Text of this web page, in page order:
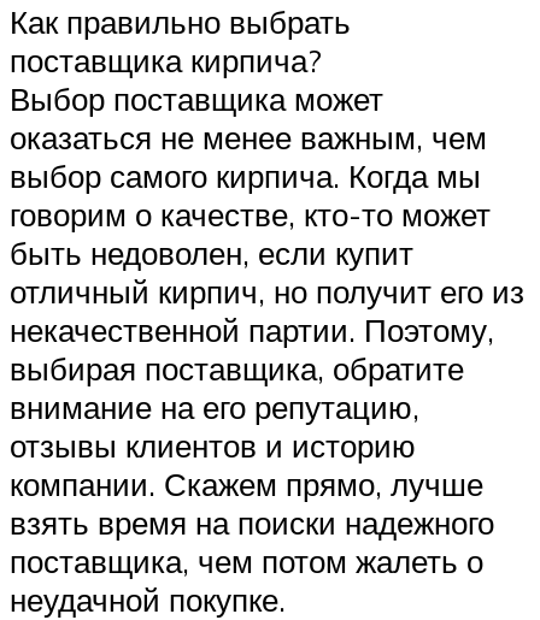
Как правильно выбрать
поставщика кирпича?
Выбор поставщика может
оказаться не менее важным, чем
выбор самого кирпича. Когда мы
говорим о качестве, кто-то может
быть недоволен, если купит
отличный кирпич, но получит его из
некачественной партии. Поэтому,
выбирая поставщика, обратите
внимание на его репутацию,
отзывы клиентов и историю
компании. Скажем прямо, лучше
взять время на поиски надежного
поставщика, чем потом жалеть о
неудачной покупке.